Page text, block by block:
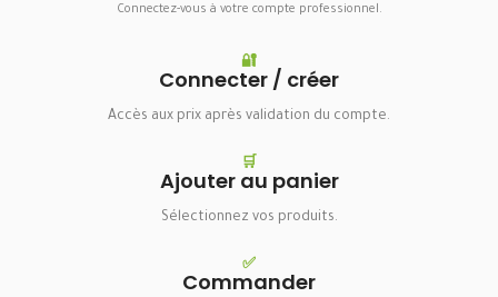
Connectez-vous à votre compte professionnel.
🔐
Connecter / créer
Accès aux prix après validation du compte.
🛒
Ajouter au panier
Sélectionnez vos produits.
✅
Commander